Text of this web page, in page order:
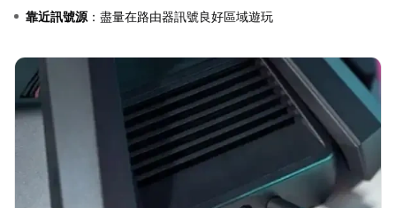
靠近訊號源 ：盡量在路由器訊號良好區域遊玩